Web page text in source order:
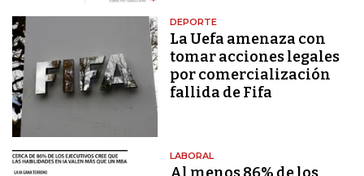
DEPORTE
La Uefa amenaza con
tomar acciones legales
por comercialización
fallida de Fifa
LABORAL